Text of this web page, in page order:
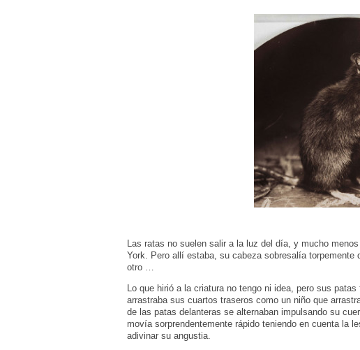
Las ratas no suelen salir a la luz del día, y mucho
York. Pero allí estaba, su cabeza sobresalía torpemente
otro …
Lo que hirió a la criatura no tengo ni idea, pero sus
arrastraba sus cuartos traseros como un niño que
de las patas delanteras se alternaban impulsando su
movía sorprendentemente rápido teniendo en cuenta la
adivinar su angustia.